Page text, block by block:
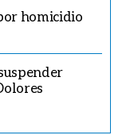
homicidio